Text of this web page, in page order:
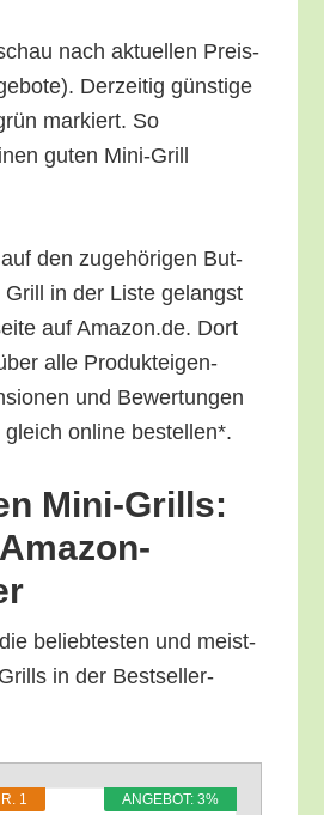
nach aktu­el­len Preis­
Der­zei­tig güns­ti­ge
mar­kiert. So
guten Mini-Grill
den zuge­hö­ri­gen But­
in der Lis­te gelangst
auf Amazon.de. Dort
alle Pro­duk­tei­gen­
und Bewer­tun­gen
online bestellen*.
Mini-Grills:
belieb­tes­ten und meist­
in der Bestseller-
ANGE­BOT: 3%
1